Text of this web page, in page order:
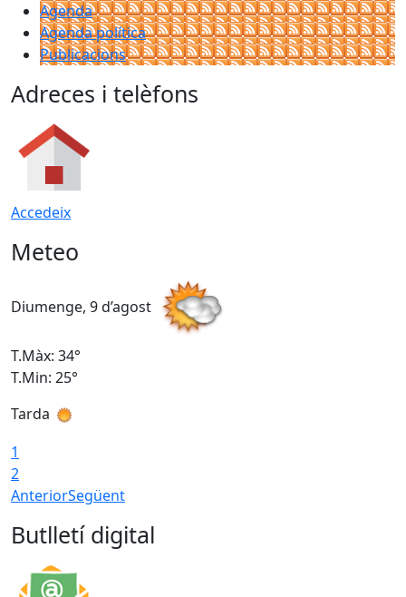
Agenda
Agenda política
Publicacions
Adreces i telèfons
Accedeix
Meteo
Diumenge, 9 d’agost
T.Màx: 34°
T.Min: 25°
Tarda
1
2
AnteriorSegüent
Butlletí digital